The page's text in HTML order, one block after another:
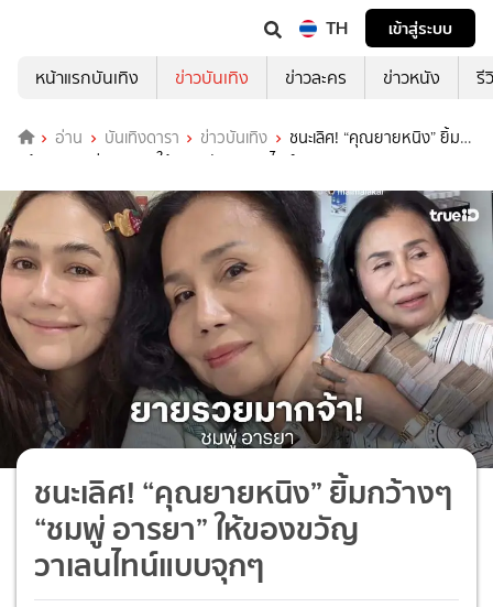
TH
เข้าสู่ระบบ
หน้าแรกบันเทิง
ข่าวบันเทิง ข่าวละคร ข่าวหนัง รี
อ่าน บันเทิงดารา ข่าวบันเทิง
ชนะเลิศ! “คุณยายหนิง” ยิ้ม
กว้างๆ “ชมพู่ อารยา” ให้ของขวัญวาเลนไทน์แบบจุกๆ
ชนะเลิศ! “คุณยายหนิง” ยิ้มกว้างๆ
“ชมพู่ อารยา” ให้ของขวัญ
วาเลนไทน์แบบจุกๆ